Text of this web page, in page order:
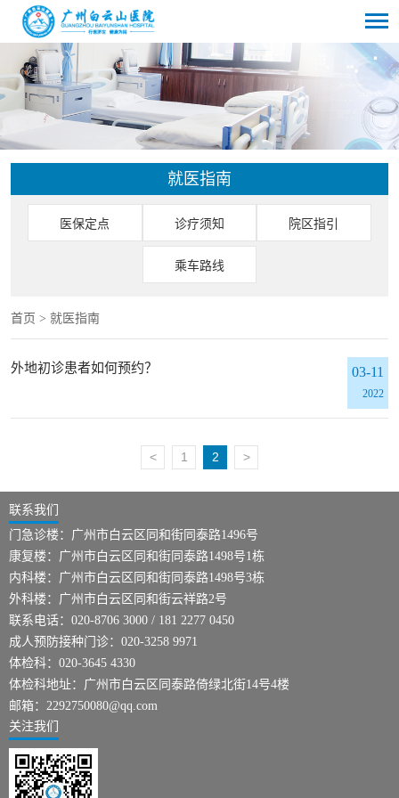
就医指南
医保定点 诊疗须知 院区指引
乘车路线
首页 > 就医指南
外地初诊患者如何预约？ 03-11
2022
< 1 2 >
联系我们
门急诊楼：广州市白云区同和街同泰路1496号
康复楼：广州市白云区同和街同泰路1498号1栋
内科楼：广州市白云区同和街同泰路1498号3栋
外科楼：广州市白云区同和街云祥路2号
联系电话：020-8706 3000 / 181 2277 0450
成人预防接种门诊：020-3258 9971
体检科：020-3645 4330
体检科地址：广州市白云区同泰路倚绿北街14号4楼
邮箱：2292750080@qq.com
关注我们